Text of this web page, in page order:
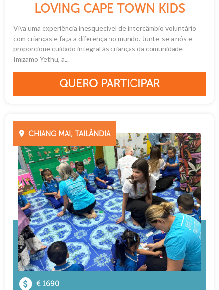
LOVING CAPE TOWN KIDS
Viva uma experiência inesquecível de intercâmbio voluntário
com crianças e faça a diferença no mundo. Junte-se a nós e
proporcione cuidado integral às crianças da comunidade
Imizamo Yethu, a...
QUERO PARTICIPAR
CHIANG MAI, TAILÂNDIA
€ 1690